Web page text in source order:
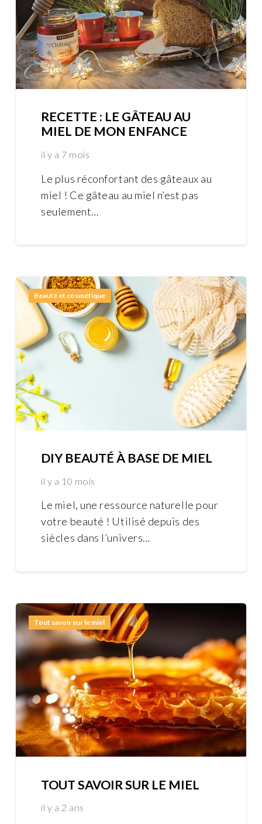
RECETTE : LE GÂTEAU AU
MIEL DE MON ENFANCE
il y a 7 mois
Le plus réconfortant des gâteaux au
miel ! Ce gâteau au miel n’est pas
seulement…
Beauté et cosmétique
DIY BEAUTÉ À BASE DE MIEL
il y a 10 mois
Le miel, une ressource naturelle pour
votre beauté ! Utilisé depuis des
siècles dans l’univers…
Tout savoir sur le miel
TOUT SAVOIR SUR LE MIEL
il y a 2 ans